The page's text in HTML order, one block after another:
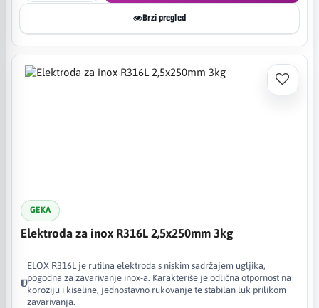
Brzi pregled
GEKA
Elektroda za inox R316L 2,5x250mm 3kg
ELOX R316L je rutilna elektroda s niskim sadržajem ugljika,
pogodna za zavarivanje inox-a. Karakteriše je odlična otpornost na
koroziju i kiseline, jednostavno rukovanje te stabilan luk prilikom
zavarivanja.